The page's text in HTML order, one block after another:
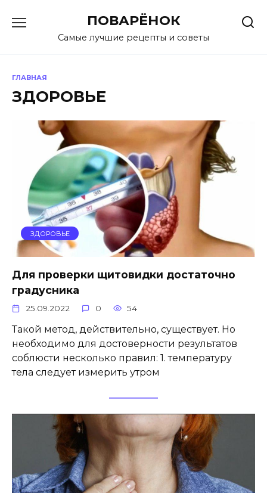
содержанию
ПОВАРЁНОК
Самые лучшие рецепты и советы
ГЛАВНАЯ
ЗДОРОВЬЕ
ЗДОРОВЬЕ
Для проверки щитовидки достаточно
градусника
25.09.2022 0 54
Такой метод, действительно, существует. Но
необходимо для достоверности результатов
соблюсти несколько правил: 1. температуру
тела следует измерить утром